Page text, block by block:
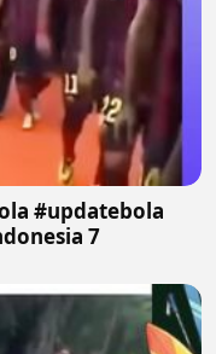
#updatebola
7